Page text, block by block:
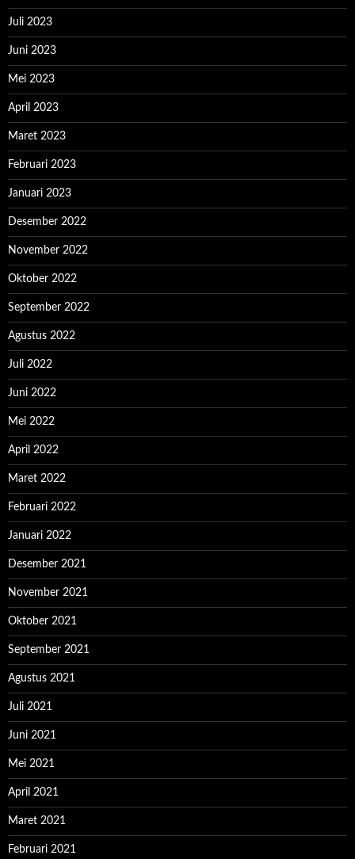
Juli 2023
Juni 2023
Mei 2023
April 2023
Maret 2023
Februari 2023
Januari 2023
Desember 2022
November 2022
Oktober 2022
September 2022
Agustus 2022
Juli 2022
Juni 2022
Mei 2022
April 2022
Maret 2022
Februari 2022
Januari 2022
Desember 2021
November 2021
Oktober 2021
September 2021
Agustus 2021
Juli 2021
Juni 2021
Mei 2021
April 2021
Maret 2021
Februari 2021